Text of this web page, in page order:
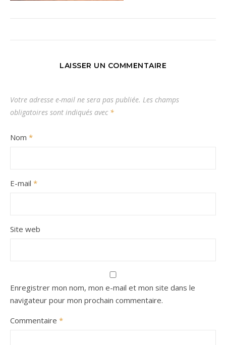
LAISSER UN COMMENTAIRE
Votre adresse e-mail ne sera pas publiée. Les champs
obligatoires sont indiqués avec *
Nom *
E-mail *
Site web
Enregistrer mon nom, mon e-mail et mon site dans le
navigateur pour mon prochain commentaire.
Commentaire *